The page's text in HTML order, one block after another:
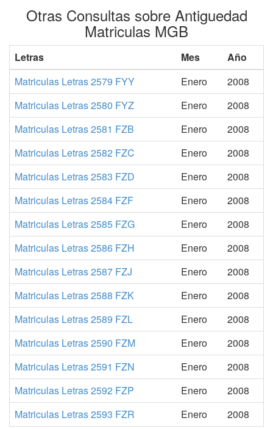
Otras Consultas sobre Antiguedad
Matriculas MGB
Letras Mes
Año
Matriculas Letras 2579 FYY
Enero
2008
Matriculas Letras 2580 FYZ
Enero
2008
Matriculas Letras 2581 FZB
Enero
2008
Matriculas Letras 2582 FZC
Enero
2008
Matriculas Letras 2583 FZD
Enero
2008
Matriculas Letras 2584 FZF
Enero
2008
Matriculas Letras 2585 FZG
Enero
2008
Matriculas Letras 2586 FZH
Enero
2008
Matriculas Letras 2587 FZJ
Enero
2008
Matriculas Letras 2588 FZK
Enero
2008
Matriculas Letras 2589 FZL
Enero
2008
Matriculas Letras 2590 FZM
Enero
2008
Matriculas Letras 2591 FZN
Enero
2008
Matriculas Letras 2592 FZP
Enero
2008
Matriculas Letras 2593 FZR
Enero 2008